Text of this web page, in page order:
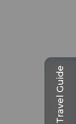
Travel Guide